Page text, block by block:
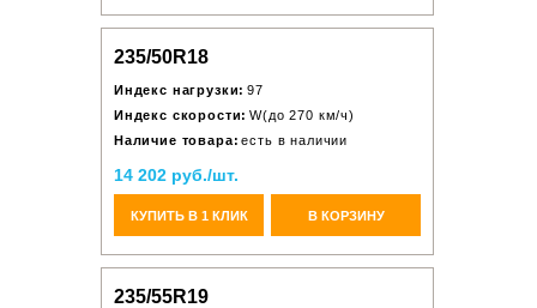
235/50R18
Индекс нагрузки: 97
Индекс скорости: W(до 270 км/ч)
Наличие товара: есть в наличии
14 202 руб./шт.
КУПИТЬ В 1 КЛИК В КОРЗИНУ
235/55R19